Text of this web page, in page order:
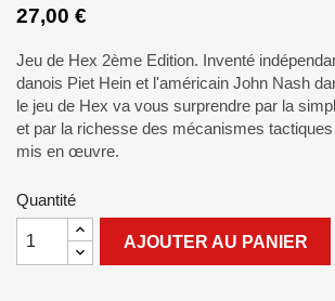
27,00 €
Jeu de Hex 2ème Edition. Inventé
danois Piet Hein et l'américain John Nash
le jeu de Hex va vous surprendre par la
et par la richesse des mécanismes
mis en œuvre.
Quantité
AJOUTER AU PANIER